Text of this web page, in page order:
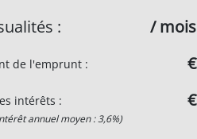
: / mois
de l'emprunt : €
intérêts : €
annuel moyen : 3,6%)